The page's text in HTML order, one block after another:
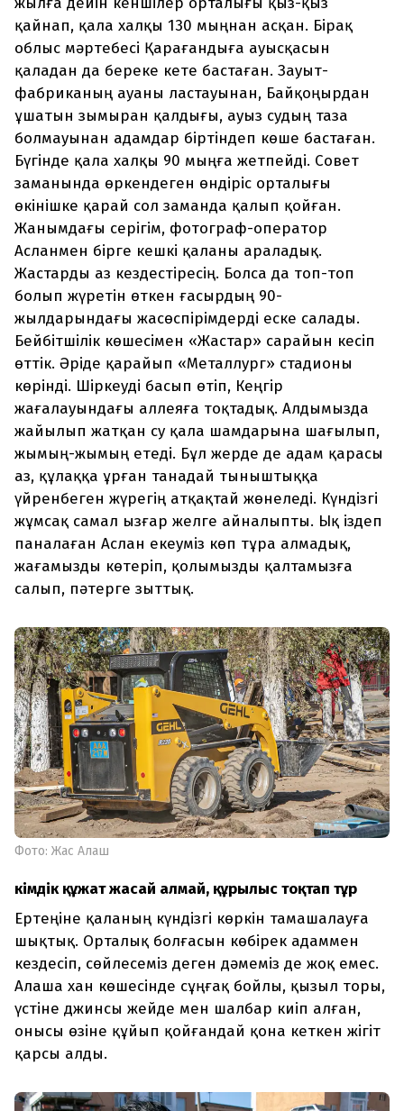
қайнап, қала халқы 130 мыңнан асқан. Бірақ
облыс мәртебесі Қарағандыға ауысқасын
қаладан да береке кете бастаған. Зауыт-
фабриканың ауаны ластауынан, Байқоңырдан
ұшатын зымыран қалдығы, ауыз судың таза
болмауынан адамдар біртіндеп көше бастаған.
Бүгінде қала халқы 90 мыңға жетпейді. Совет
заманында өркендеген өндіріс орталығы
өкінішке қарай сол заманда қалып қойған.
Жанымдағы серігім, фотограф-оператор
Асланмен бірге кешкі қаланы араладық.
Жастарды аз кездестіресің. Болса да топ-топ
болып жүретін өткен ғасырдың 90-
жылдарындағы жасөспірімдерді еске салады.
Бейбітшілік көшесімен «Жастар» сарайын кесіп
өттік. Әріде қарайып «Металлург» стадионы
көрінді. Шіркеуді басып өтіп, Кеңгір
жағалауындағы аллеяға тоқтадық. Алдымызда
жайылып жатқан су қала шамдарына шағылып,
жымың-жымың етеді. Бұл жерде де адам қарасы
аз, құлаққа ұрған танадай тыныштыққа
үйренбеген жүрегің атқақтай жөнеледі. Күндізгі
жұмсақ самал ызғар желге айналыпты. Ық іздеп
паналаған Аслан екеуміз көп тұра алмадық,
жағамызды көтеріп, қолымызды қалтамызға
салып, пәтерге зыттық.
Фото: Жас Алаш
Әкімдік құжат жасай алмай, құрылыс тоқтап тұр
Ертеңіне қаланың күндізгі көркін тамашалауға
шықтық. Орталық болғасын көбірек адаммен
кездесіп, сөйлесеміз деген дәмеміз де жоқ емес.
Алаша хан көшесінде сұңғақ бойлы, қызыл торы,
үстіне джинсы жейде мен шалбар киіп алған,
онысы өзіне құйып қойғандай қона кеткен жігіт
қарсы алды.